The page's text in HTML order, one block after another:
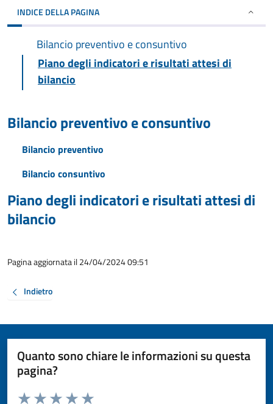
INDICE DELLA PAGINA
Bilancio preventivo e consuntivo
Piano degli indicatori e risultati attesi di
bilancio
Bilancio preventivo e consuntivo
Bilancio preventivo
Bilancio consuntivo
Piano degli indicatori e risultati attesi di
bilancio
Pagina aggiornata il 24/04/2024 09:51
Indietro
Quanto sono chiare le informazioni su questa
pagina?
Valuta da 1 a 5 stelle la pagina